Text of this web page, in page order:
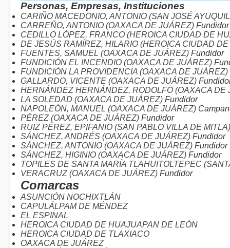
Personas, Empresas, Instituciones
CARIÑO MACEDONIO, ANTONIO (SAN JOSÉ
CARREÑO, ANTONIO (OAXACA DE JUÁREZ) Fundidor
CEDILLO LÓPEZ, FRANCO (HEROICA CIUDAD DE
DE JESÚS RAMÍREZ, HILARIO (HEROICA CIUDAD
FUENTES, SAMUEL (OAXACA DE JUÁREZ) Fundidor
FUNDICIÓN EL INCENDIO (OAXACA DE JUÁREZ)
FUNDICIÓN LA PROVIDENCIA (OAXACA DE JUÁREZ)
GALLARDO, VICENTE (OAXACA DE JUÁREZ)
HERNÁNDEZ HERNÁNDEZ, RODOLFO (OAXACA DE
LA SOLEDAD (OAXACA DE JUÁREZ) Fundidor
NAPOLEÓN, MANUEL (OAXACA DE JUÁREZ)
PÉREZ (OAXACA DE JUÁREZ) Fundidor
RUIZ PÉREZ, EPIFANIO (SAN PABLO VILLA DE MITLA)
SÁNCHEZ, ANDRÉS (OAXACA DE JUÁREZ) Fundidor
SÁNCHEZ, ANTONIO (OAXACA DE JUÁREZ) Fundidor
SÁNCHEZ, HIGINIO (OAXACA DE JUÁREZ) Fundidor
TOPILES DE SANTA MARÍA TLAHUITOLTEPEC
VERACRUZ (OAXACA DE JUÁREZ) Fundidor
Comarcas
ASUNCIÓN NOCHIXTLÁN
CAPULÁLPAM DE MÉNDEZ
EL ESPINAL
HEROICA CIUDAD DE HUAJUAPAN DE LEÓN
HEROICA CIUDAD DE TLAXIACO
OAXACA DE JUÁREZ